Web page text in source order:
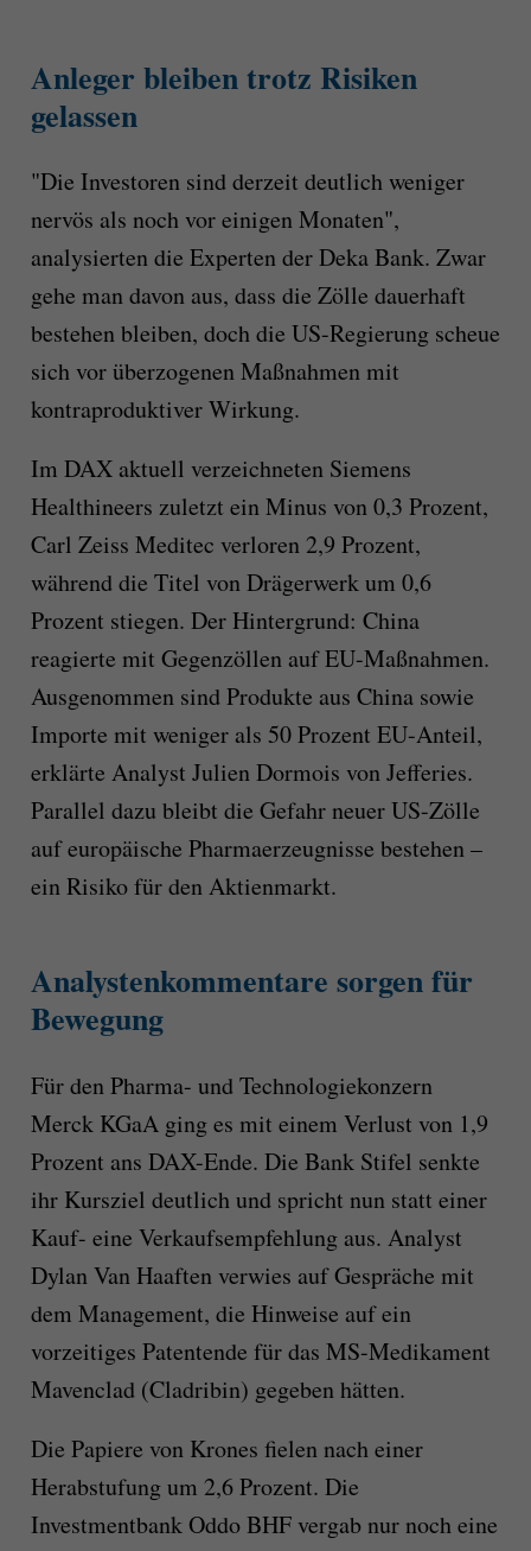
Anleger bleiben trotz Risiken
gelassen
"Die Investoren sind derzeit deutlich weniger
nervös als noch vor einigen Monaten",
analysierten die Experten der Deka Bank. Zwar
gehe man davon aus, dass die Zölle dauerhaft
bestehen bleiben, doch die US-Regierung scheue
sich vor überzogenen Maßnahmen mit
kontraproduktiver Wirkung.
Im DAX aktuell verzeichneten Siemens
Healthineers zuletzt ein Minus von 0,3 Prozent,
Carl Zeiss Meditec verloren 2,9 Prozent,
während die Titel von Drägerwerk um 0,6
Prozent stiegen. Der Hintergrund: China
reagierte mit Gegenzöllen auf EU-Maßnahmen.
Ausgenommen sind Produkte aus China sowie
Importe mit weniger als 50 Prozent EU-Anteil,
erklärte Analyst Julien Dormois von Jefferies.
Parallel dazu bleibt die Gefahr neuer US-Zölle
auf europäische Pharmaerzeugnisse bestehen –
ein Risiko für den Aktienmarkt.
Analystenkommentare sorgen für
Bewegung
Für den Pharma- und Technologiekonzern
Merck KGaA ging es mit einem Verlust von 1,9
Prozent ans DAX-Ende. Die Bank Stifel senkte
ihr Kursziel deutlich und spricht nun statt einer
Kauf- eine Verkaufsempfehlung aus. Analyst
Dylan Van Haaften verwies auf Gespräche mit
dem Management, die Hinweise auf ein
vorzeitiges Patentende für das MS-Medikament
Mavenclad (Cladribin) gegeben hätten.
Die Papiere von Krones fielen nach einer
Herabstufung um 2,6 Prozent. Die
Investmentbank Oddo BHF vergab nur noch eine